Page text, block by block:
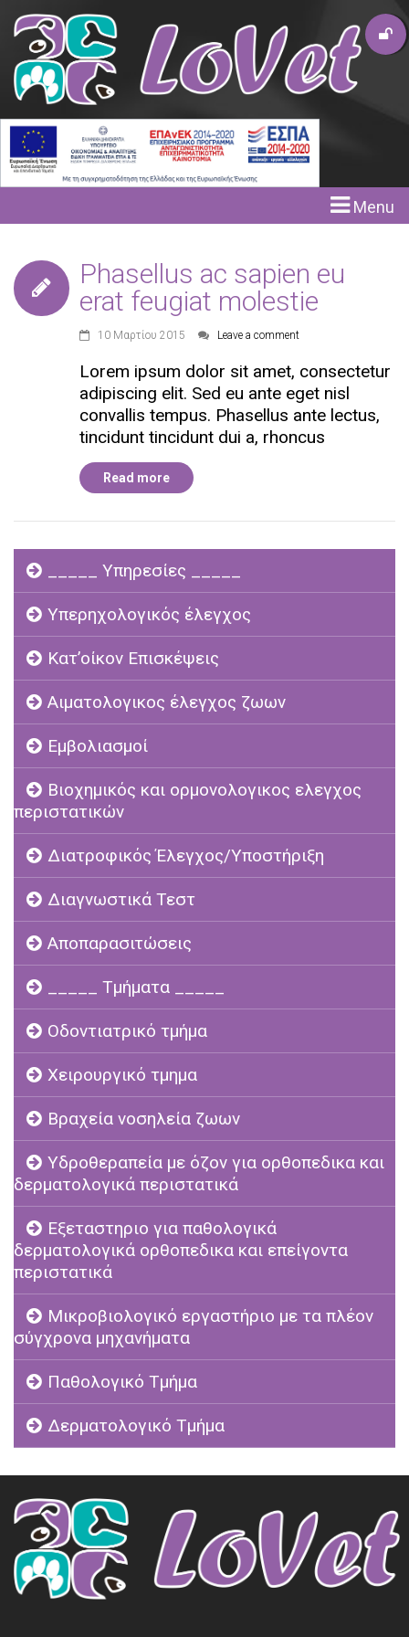
Menu
Phasellus ac sapien eu
erat feugiat molestie
10 Μαρτίου 2015 Leave a comment
Lorem ipsum dolor sit amet, consectetur
adipiscing elit. Sed eu ante eget nisl
convallis tempus. Phasellus ante lectus,
tincidunt tincidunt dui a, rhoncus
Read more
_____ Υπηρεσίες _____
Υπερηχολογικός έλεγχος
Κατ’οίκον Επισκέψεις
Αιματολογικος έλεγχος ζωων
Εμβολιασμοί
Βιοχημικός και ορμονολογικος ελεγχος
περιστατικών
Διατροφικός Έλεγχος/Υποστήριξη
Διαγνωστικά Τεστ
Αποπαρασιτώσεις
_____ Τμήματα _____
Οδοντιατρικό τμήμα
Χειρουργικό τμημα
Βραχεία νοσηλεία ζωων
Υδροθεραπεία με όζον για ορθοπεδικα και
δερματολογικά περιστατικά
Εξεταστηριο για παθολογικά
δερματολογικά ορθοπεδικα και επείγοντα
περιστατικά
Μικροβιολογικό εργαστήριο με τα πλέον
σύγχρονα μηχανήματα
Παθολογικό Τμήμα
Δερματολογικό Τμήμα